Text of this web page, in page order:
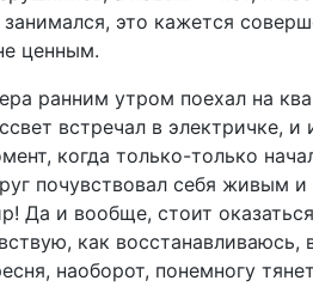
занимался, это кажется
ценным.
ранним утром поехал на
встречал в электричке, и
когда только-только
почувствовал себя живым
Да и вообще, стоит
как восстанавливаюсь,
наоборот, понемногу